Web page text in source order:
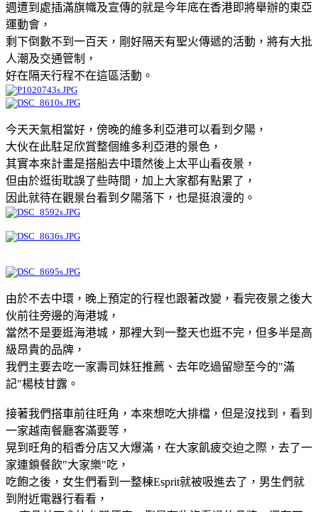
週遭到處插滿旗幟及宣傳的就是今年底在香港即將舉辦的東亞
運動會，
剩下倒數不到一百天，剛好隔天有聖火傳遞的活動，將有大批
人潮及交通管制，
好在隔天行程不在這區活動。
今天天氣相當好，傍晚的維多利亞港可以看到夕陽，
大伙在此駐足欣賞整個維多利亞港的景色，
其實本來計畫是搭船去中環然後上太平山看夜景，
但由於逛街耽誤了些時間，加上大家都有點累了，
因此就待在觀景台看到夕陽落下，也是挺浪漫的。
由於不去中環，晚上預定的行程也跟著改變，看完夜景之後大
伙前往旁邊的海港城，
當然不是要逛海港城，那裡大到一整天也逛不完，但多半是高
級昂貴的品牌，
我們主要去吃一家壽司妹狂推薦、去年吃過留戀至今的"滿
記"楊枝甘露。
接著我們搭車前往旺角，本來想吃大排檔，但是沒找到，看到
一家越南餐廳客滿要等，
晃到旺角的稻香分店又大爆滿，在大家飢疲交迫之際，去了一
家連鎖餐飲"大家樂"吃，
吃飽之後，女生們看到一整棟Esprit就被吸進去了，男生們就
到附近電器行看看，